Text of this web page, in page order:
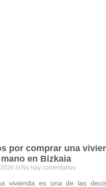
por comprar una
en Bizkaia
No hay comentarios
vivienda es una de las